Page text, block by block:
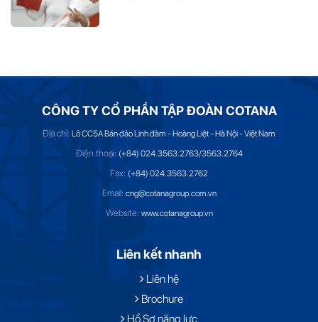
CÔNG TY CỔ PHẦN TẬP ĐOÀN COTANA
Địa chỉ: Lô CC5A Bán đảo Linh đàm - Hoàng Liệt - Hà Nội - Việt Nam
Điện thoại: (+84) 024.3563.2763/3563.2764
Fax: (+84) 024.3563.2762
Email: cng@cotanagroup.com.vn
Website: www.cotanagroup.vn
Liên kết nhanh
Liên hệ
Brochure
Hồ Sơ năng lực